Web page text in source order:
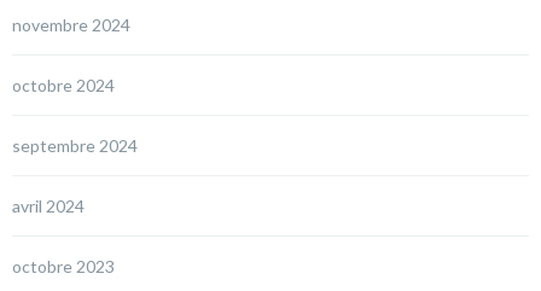
novembre 2024
octobre 2024
septembre 2024
avril 2024
octobre 2023